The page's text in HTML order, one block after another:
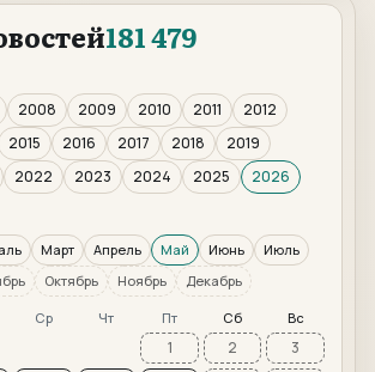
181 479
2008 2009 2010 2011
2012
2015 2016 2017 2018
2019
2022 2023 2024 2025
2026
Март Апрель Май Июнь
Июль
Октябрь Ноябрь Декабрь
Ср Чт Пт Сб Вс
1 2
3